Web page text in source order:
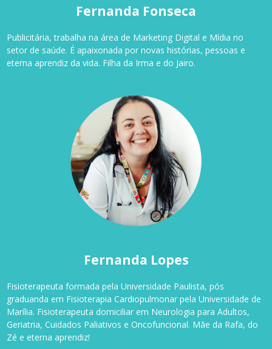
Fernanda Fonseca
Publicitária, trabalha na área de Marketing Digital e Mídia no
setor de saúde. É apaixonada por novas histórias, pessoas e
eterna aprendiz da vida. Filha da Irma e do Jairo.
Fernanda Lopes
Fisioterapeuta formada pela Universidade Paulista, pós
graduanda em Fisioterapia Cardiopulmonar pela Universidade de
Marília. Fisioterapeuta domiciliar em Neurologia para Adultos,
Geriatria, Cuidados Paliativos e Oncofuncional. Mãe da Rafa, do
Zé e eterna aprendiz!